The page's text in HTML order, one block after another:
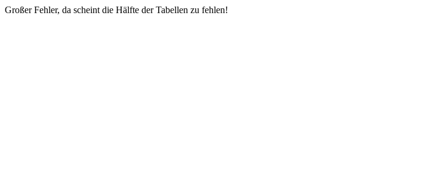
Großer Fehler, da scheint die Hälfte der Tabellen zu fehlen!